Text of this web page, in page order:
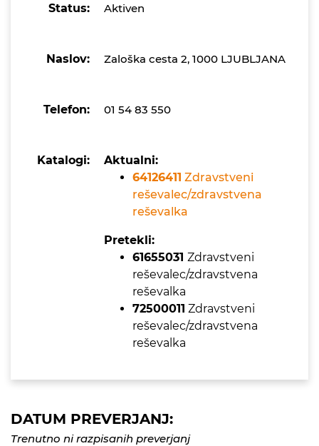
Status: Aktiven
Naslov: Zaloška cesta 2, 1000 LJUBLJANA
Telefon: 01 54 83 550
Katalogi:
Aktualni:
64126411 Zdravstveni
reševalec/zdravstvena
reševalka
Pretekli:
61655031 Zdravstveni
reševalec/zdravstvena
reševalka
72500011 Zdravstveni
reševalec/zdravstvena
reševalka
DATUM PREVERJANJ:
Trenutno ni razpisanih preverjanj